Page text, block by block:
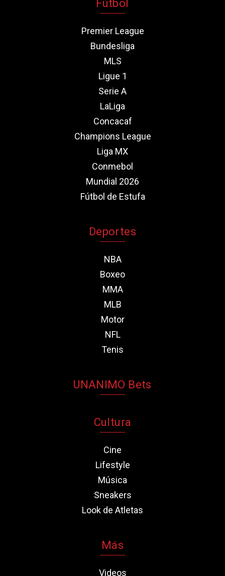
Fútbol
Premier League
Bundesliga
MLS
Ligue 1
Serie A
LaLiga
Concacaf
Champions League
Liga MX
Conmebol
Mundial 2026
Fútbol de Estufa
Deportes
NBA
Boxeo
MMA
MLB
Motor
NFL
Tenis
UNANIMO Bets
Cultura
Cine
Lifestyle
Música
Sneakers
Look de Atletas
Más
Videos